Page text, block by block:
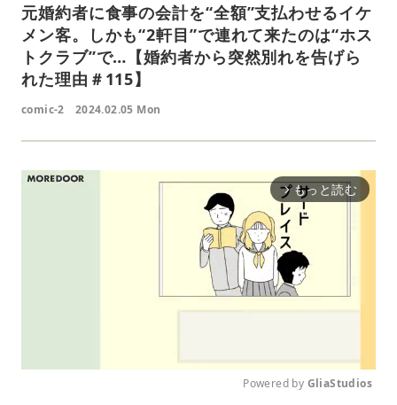
元婚約者に食事の会計を“全額”支払わせるイケ
メン客。しかも“2軒目”で連れて来たのは“ホス
トクラブ”で…【婚約者から突然別れを告げら
れた理由＃115】
comic-2 2024.02.05 Mon
arrow_forward_ios もっと読む
Powered by GliaStudios